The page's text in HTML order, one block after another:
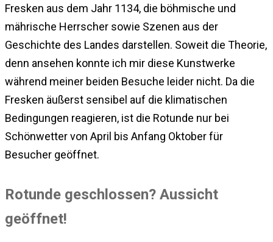
Fresken aus dem Jahr 1134, die böhmische und
mährische Herrscher sowie Szenen aus der
Geschichte des Landes darstellen. Soweit die Theorie,
denn ansehen konnte ich mir diese Kunstwerke
während meiner beiden Besuche leider nicht. Da die
Fresken äußerst sensibel auf die klimatischen
Bedingungen reagieren, ist die Rotunde nur bei
Schönwetter von April bis Anfang Oktober für
Besucher geöffnet.
Rotunde geschlossen? Aussicht
geöffnet!